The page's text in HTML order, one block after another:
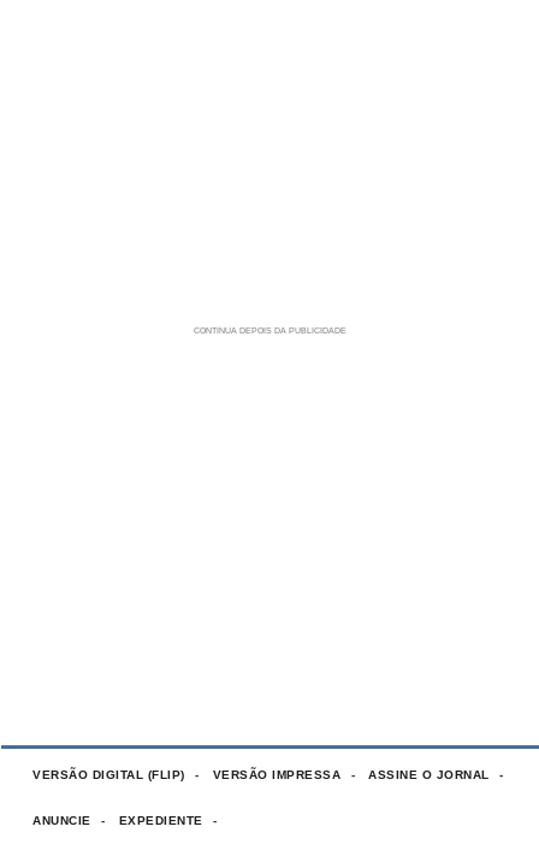
VERSÃO DIGITAL (FLIP) VERSÃO IMPRESSA ASSINE O JORNAL
ANUNCIE EXPEDIENTE